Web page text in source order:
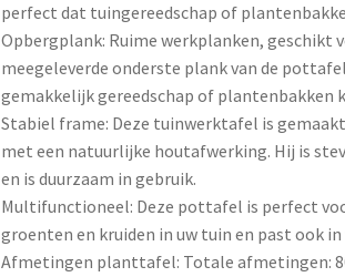
perfect dat tuingereedschap of
Opbergplank: Ruime werkplanken, geschikt
meegeleverde onderste plank van de
gemakkelijk gereedschap of plantenbakken
Stabiel frame: Deze tuinwerktafel is
met een natuurlijke houtafwerking. Hij is
en is duurzaam in gebruik.
Multifunctioneel: Deze pottafel is perfect
groenten en kruiden in uw tuin en past ook
Afmetingen planttafel: Totale afmetingen: 80